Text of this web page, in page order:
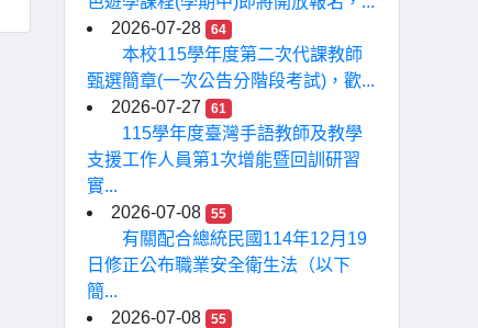
2026-07-28
64
本校115學年度第二次代課教師
甄選簡章(一次公告分階段考試)，歡...
2026-07-27
61
115學年度臺灣手語教師及教學
支援工作人員第1次增能暨回訓研習
實...
2026-07-08
55
有關配合總統民國114年12月19
日修正公布職業安全衛生法（以下
簡...
2026-07-08
55